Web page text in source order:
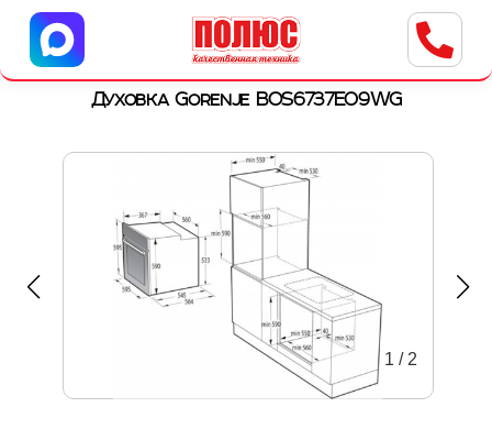
Центр бытовой техники
г. Ульяновск, ул. Пушкарева, 8a
Духовка Gorenje BOS6737E09WG
1 / 2